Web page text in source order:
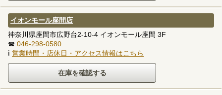
イオンモール座間店
神奈川県座間市広野台2-10-4 イオンモール座間 3F
☎ 046-298-0580
ℹ 営業時間・店休日・アクセス情報はこちら